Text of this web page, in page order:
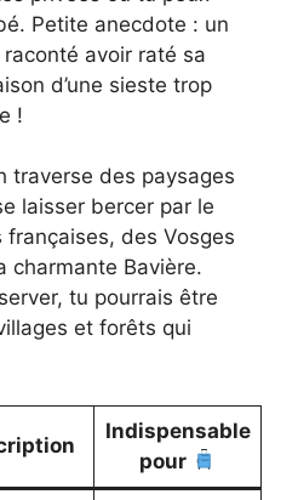
Petite anecdote : un
avoir raté sa
d’une sieste trop
!
traverse des paysages
laisser bercer par le
des Vosges
charmante Bavière.
tu pourrais être
et forêts qui
Indispensable
pour